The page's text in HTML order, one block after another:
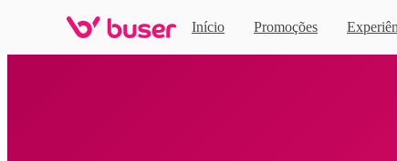
Início Promoções
Home